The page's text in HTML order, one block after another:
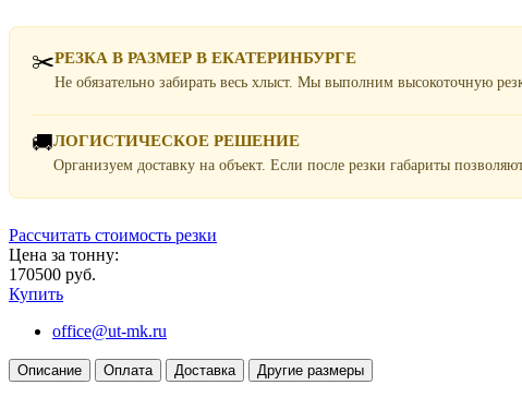
✂️РЕЗКА В РАЗМЕР В ЕКАТЕРИНБУРГЕ
Не обязательно забирать весь хлыст. Мы выполним высокоточную
🚚ЛОГИСТИЧЕСКОЕ РЕШЕНИЕ
Организуем доставку на объект. Если после резки габариты
Рассчитать стоимость резки
Цена за тонну:
170500 руб.
Купить
office@ut-mk.ru
Описание Оплата Доставка Другие размеры